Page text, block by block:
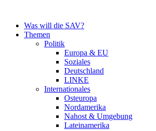
springenWas will die SAV?
Themen
Politik
Europa & EU
Soziales
Deutschland
LINKE
Internationales
Osteuropa
Nordamerika
Nahost & Umgebung
Lateinamerika